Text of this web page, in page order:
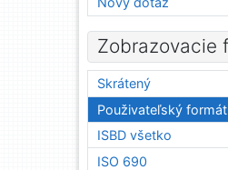
Zobrazovacie
Skrátený
Použivateľský formát
ISBD všetko
ISO 690